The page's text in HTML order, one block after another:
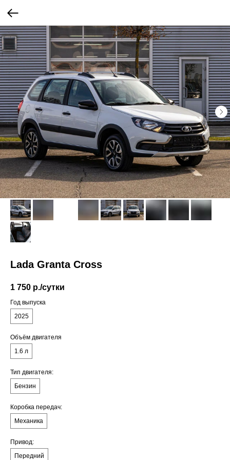
Lada Granta Cross
1 750 р./сутки
Год выпуска
2025
Объём двигателя
1.6 л
Тип двигателя:
Бензин
Коробка передач:
Механика
Привод:
Передний